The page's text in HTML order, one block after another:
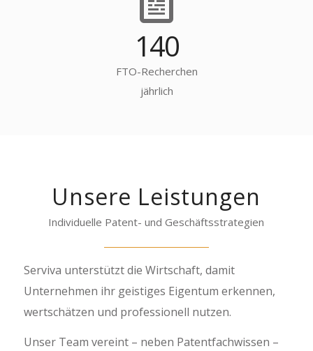
140
FTO-Recherchen
jährlich
Unsere Leistungen
Individuelle Patent- und Geschäftsstrategien
Serviva unterstützt die Wirtschaft, damit
Unternehmen ihr geistiges Eigentum erkennen,
wertschätzen und professionell nutzen.
Unser Team vereint – neben Patentfachwissen –